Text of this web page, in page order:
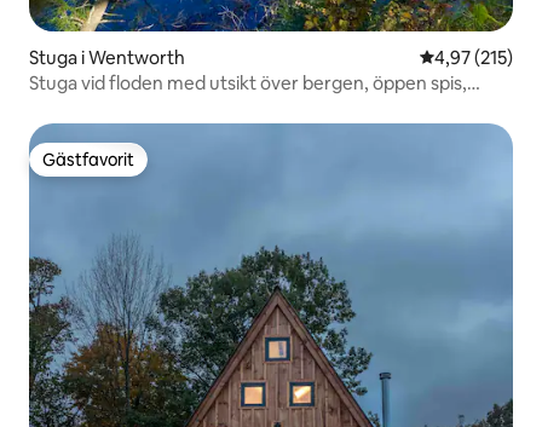
Stuga i Wentworth 4,97 av 5 i
4,97 (215)
Stuga vid floden med utsikt över bergen, öppen spis,
Gästfavorit
Gästfavorit